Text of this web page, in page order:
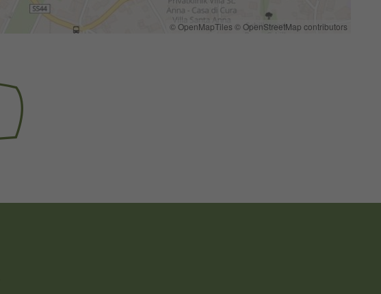
© OpenMapTiles © OpenStreetMap contributors